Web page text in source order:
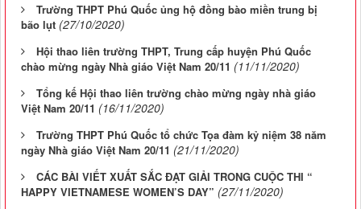
Trường THPT Phú Quốc ủng hộ đồng bào miền trung bị
bão lụt (27/10/2020)
Hội thao liên trường THPT, Trung cấp huyện Phú Quốc
chào mừng ngày Nhà giáo Việt Nam 20/11 (11/11/2020)
Tổng kế Hội thao liên trường chào mừng ngày nhà giáo
Việt Nam 20/11 (16/11/2020)
Trường THPT Phú Quốc tổ chức Tọa đàm kỷ niệm 38 năm
ngày Nhà giáo Việt Nam 20/11 (21/11/2020)
CÁC BÀI VIẾT XUẤT SẮC ĐẠT GIẢI TRONG CUỘC THI “
HAPPY VIETNAMESE WOMEN’S DAY” (27/11/2020)